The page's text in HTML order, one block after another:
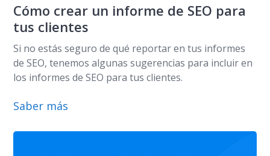
Cómo crear un informe de SEO para
tus clientes
Si no estás seguro de qué reportar en tus informes
de SEO, tenemos algunas sugerencias para incluir en
los informes de SEO para tus clientes.
Saber más